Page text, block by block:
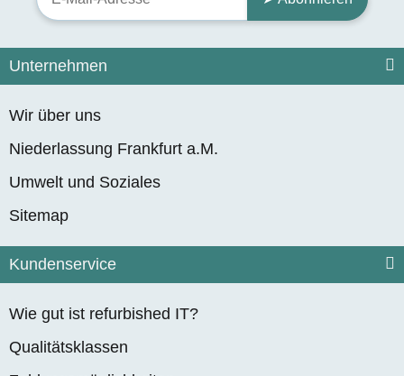
Unternehmen
Wir über uns
Niederlassung Frankfurt a.M.
Umwelt und Soziales
Sitemap
Kundenservice
Wie gut ist refurbished IT?
Qualitätsklassen